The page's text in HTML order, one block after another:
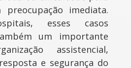
preocupação imediata.
esses casos
um importante
assistencial,
e segurança do